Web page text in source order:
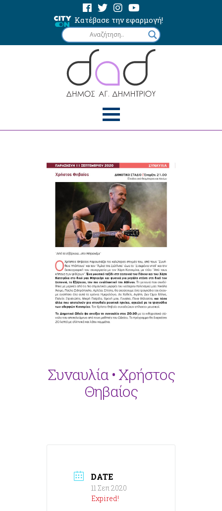
Κατέβασε την εφαρμογή!
Συναυλία • Χρήστος
Θηβαίος
DATE
11 Σεπ 2020
Expired!